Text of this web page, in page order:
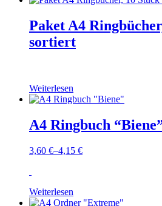
Paket A4
sortiert
Weiterlesen
A4 Ringbuch
3,60 €–4,15 €
Weiterlesen